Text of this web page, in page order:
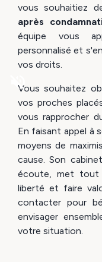
volume_off
vous souhaitiez
après
équipe vous
personnalisé et
vos droits.
Vous souhaitez
vos proches
vous rapprocher
En faisant appel à
moyens de
cause. Son
écoute, met tout
liberté et faire
contacter pour
envisager
votre situation.